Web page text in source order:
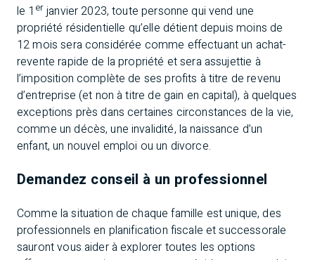
le 1 erjanvier 2023, toute personne qui vend une
propriété résidentielle qu’elle détient depuis moins de
12 mois sera considérée comme effectuant un achat-
revente rapide de la propriété et sera assujettie à
l’imposition complète de ses profits à titre de revenu
d’entreprise (et non à titre de gain en capital), à quelques
exceptions près dans certaines circonstances de la vie,
comme un décès, une invalidité, la naissance d’un
enfant, un nouvel emploi ou un divorce.
Demandez conseil à un professionnel
Comme la situation de chaque famille est unique, des
professionnels en planification fiscale et successorale
sauront vous aider à explorer toutes les options